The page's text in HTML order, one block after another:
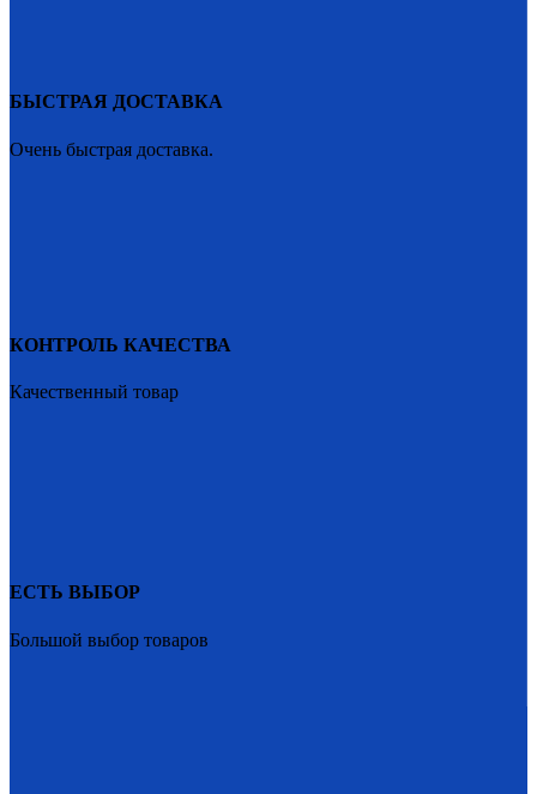
БЫСТРАЯ ДОСТАВКА
Очень быстрая доставка.
КОНТРОЛЬ КАЧЕСТВА
Качественный товар
ЕСТЬ ВЫБОР
Большой выбор товаров